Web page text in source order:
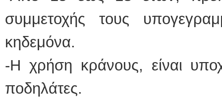
συμμετοχής τους
κηδεμόνα.
-Η χρήση κράνους, είναι
ποδηλάτες.